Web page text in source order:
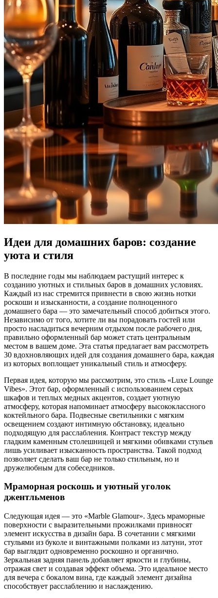
Идеи для домашних баров: создание
уюта и стиля
В последние годы мы наблюдаем растущий интерес к
созданию уютных и стильных баров в домашних условиях.
Каждый из нас стремится привнести в свою жизнь нотки
роскоши и изысканности, а создание полноценного
домашнего бара — это замечательный способ добиться этого.
Независимо от того, хотите ли вы порадовать гостей или
просто насладиться вечерним отдыхом после рабочего дня,
правильно оформленный бар может стать центральным
местом в вашем доме. Эта статья предлагает вам рассмотреть
30 вдохновляющих идей для создания домашнего бара, каждая
из которых воплощает уникальный стиль и атмосферу.
Первая идея, которую мы рассмотрим, это стиль «Luxe Lounge
Vibes». Этот бар, оформленный с использованием серых
шкафов и теплых медных акцентов, создает уютную
атмосферу, которая напоминает атмосферу высококлассного
коктейльного бара. Подвесные светильники с мягким
освещением создают интимную обстановку, идеально
подходящую для расслабления. Контраст текстур между
гладким каменным столешницей и мягкими обивками стульев
лишь усиливает изысканность пространства. Такой подход
позволяет сделать ваш бар не только стильным, но и
дружелюбным для собеседников.
Мраморная роскошь и уютный уголок
джентльменов
Следующая идея — это «Marble Glamour». Здесь мраморные
поверхности с выразительными прожилками привносят
элемент искусства в дизайн бара. В сочетании с мягкими
стульями из буколе и винтажными полками из латуни, этот
бар выглядит одновременно роскошно и органично.
Зеркальная задняя панель добавляет яркости и глубины,
отражая свет и создавая эффект объема. Это идеальное место
для вечера с бокалом вина, где каждый элемент дизайна
способствует расслаблению и наслаждению.